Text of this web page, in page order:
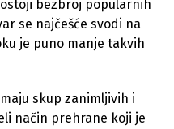
bezbroj popularnih
se najčešće svodi na
je puno manje takvih
skup zanimljivih i
način prehrane koji je